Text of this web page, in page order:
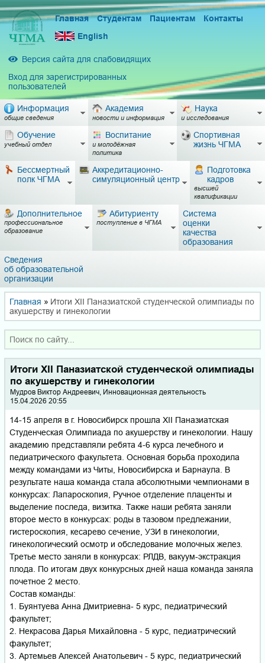
Главная Студентам Пациентам
Контакты
English
Версия сайта для слабовидящих
Вход для зарегистрированных
пользователей
Информация
общие сведения
Академия
новости и информация
Наука
и исследования
Обучение
учебный отдел
Воспитание
и молодёжная
политика
Спортивная
жизнь ЧГМА
Бессмертный
полк ЧГМА
Аккредитационно-
симуляционный центр
Подготовка
кадров
высшей
квалификации
Дополнительное
профессиональное
образование
Абитуриенту
поступление в ЧГМА
Система
оценки
качества
образования
Сведения
об образовательной
организации
Главная » Итоги XII Паназиатской студенческой олимпиады по
акушерству и гинекологии
Итоги XII Паназиатской студенческой олимпиады
по акушерству и гинекологии
Мудров Вик­тор Андр­еев­ич, Инновационная деятельность
15.04.2026 20:55
14-15 апреля в г. Новосибирск прошла XII Паназиатская
Студенческая Олимпиада по акушерству и гинекологии. Нашу
академию представляли ребята 4-6 курса лечебного и
педиатрического факультета. Основная борьба проходила
между командами из Читы, Новосибирска и Барнаула. В
результате наша команда стала абсолютными чемпионами в
конкурсах: Лапароскопия, Ручное отделение плаценты и
выделение последа, визитка. Также наши ребята заняли
второе место в конкурсах: роды в тазовом предлежании,
гистероскопия, кесарево сечение, УЗИ в гинекологии,
гинекологический осмотр и обследование молочных желез.
Третье место заняли в конкурсах: РЛДВ, вакуум-экстракция
плода. По итогам двух конкурсных дней наша команда заняла
почетное 2 место.
Состав команды:
1. Буянтуева Анна Дмитриевна- 5 курс, педиатрический
факультет;
2. Некрасова Дарья Михайловна - 5 курс, педиатрический
факультет;
3. Артемьев Алексей Анатольевич - 5 курс, педиатрический